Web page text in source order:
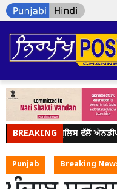
BREAKING
ਜਲੰਧਰ ਪੁਲਿਸ ਵੱਲੋਂ
Punjab Breaking